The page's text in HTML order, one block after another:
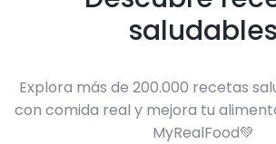
saludables
Explora más de 200.000 recetas
con comida real y mejora tu
MyRealFood💚